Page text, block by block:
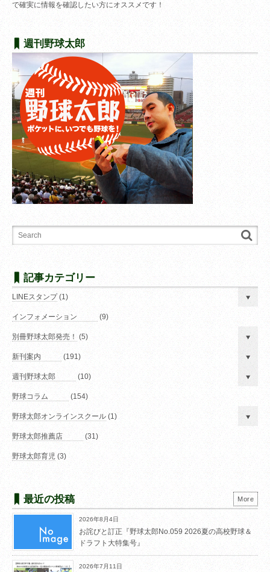
で確実に情報を確認したい方にオススメです！
週刊野球太郎
記事カテゴリー
LINEスタンプ(1)
インフォメーション (9)
別冊野球太郎発売！ (5)
新刊案内 (191)
週刊野球太郎 (10)
野球コラム (154)
野球太郎オンラインスクール (1)
野球太郎推薦店 (31)
野球太郎育児 (3)
最近の投稿
2026年8月4日
お詫びと訂正『野球太郎No.059 2026夏の高校野球＆
ドラフト大特集号』
2026年7月11日
More